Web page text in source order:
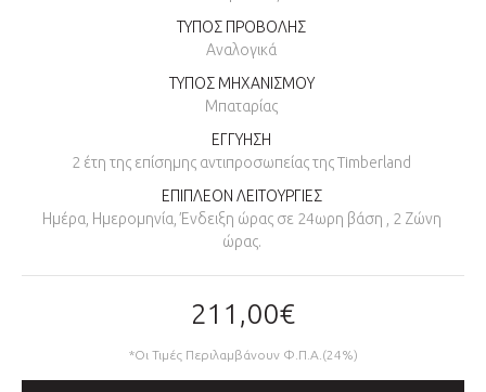
ΤΥΠΟΣ ΠΡΟΒΟΛΗΣ
Αναλογικά
ΤΥΠΟΣ ΜΗΧΑΝΙΣΜΟΥ
Μπαταρίας
ΕΓΓΥΗΣΗ
2 έτη της επίσημης αντιπροσωπείας της Timberland
ΕΠΙΠΛΕΟΝ ΛΕΙΤΟΥΡΓΙΕΣ
Ημέρα, Ημερομηνία, Ένδειξη ώρας σε 24ωρη βάση , 2 Ζώνη
ώρας.
211,00€
*Οι Τιμές Περιλαμβάνουν Φ.Π.Α.(24%)